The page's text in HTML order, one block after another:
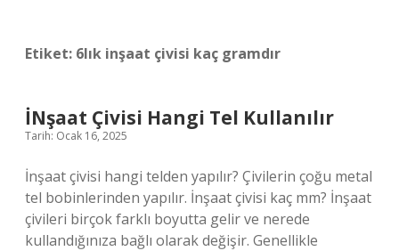
Etiket: 6lık inşaat çivisi kaç gramdır
İNşaat Çivisi Hangi Tel Kullanılır
Tarih: Ocak 16, 2025
İnşaat çivisi hangi telden yapılır? Çivilerin çoğu metal
tel bobinlerinden yapılır. İnşaat çivisi kaç mm? İnşaat
çivileri birçok farklı boyutta gelir ve nerede
kullandığınıza bağlı olarak değişir. Genellikle